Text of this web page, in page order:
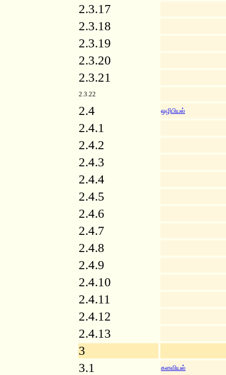
2.3.17
2.3.18
2.3.19
2.3.20
2.3.21
2.3.22
2.4 ஒழிபியல்
2.4.1
2.4.2
2.4.3
2.4.4
2.4.5
2.4.6
2.4.7
2.4.8
2.4.9
2.4.10
2.4.11
2.4.12
2.4.13
3
3.1
களவியல்